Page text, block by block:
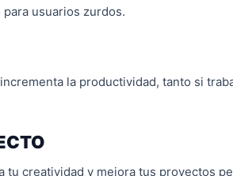
usuarios zurdos.
la productividad, tanto si
creatividad y mejora tus proyectos